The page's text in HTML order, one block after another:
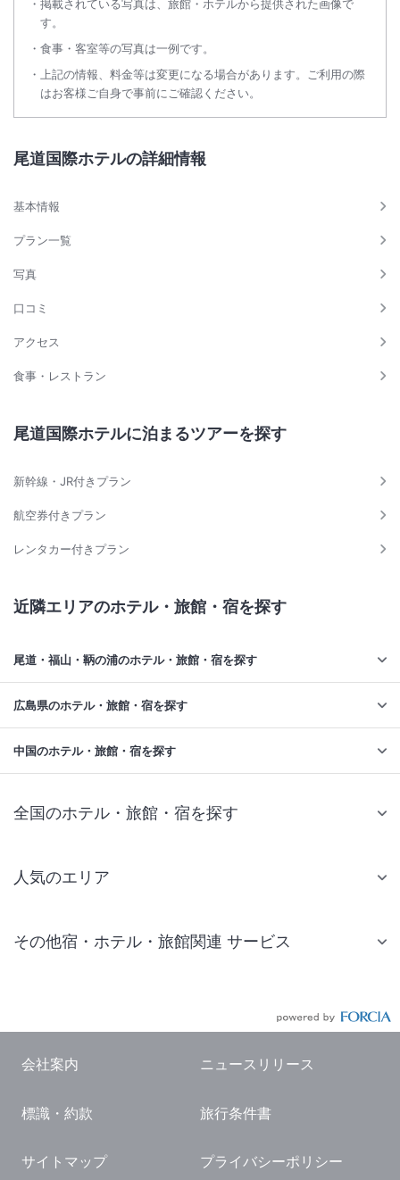
掲載されている写真は、旅館・ホテルから提供された画像で
す。
食事・客室等の写真は一例です。
上記の情報、料金等は変更になる場合があります。ご利用の際
はお客様ご自身で事前にご確認ください。
尾道国際ホテルの詳細情報
基本情報
プラン一覧
写真
口コミ
アクセス
食事・レストラン
尾道国際ホテルに泊まるツアーを探す
新幹線・JR付きプラン
航空券付きプラン
レンタカー付きプラン
近隣エリアのホテル・旅館・宿を探す
尾道・福山・鞆の浦のホテル・旅館・宿を探す
広島県のホテル・旅館・宿を探す
中国のホテル・旅館・宿を探す
全国のホテル・旅館・宿を探す
人気のエリア
仙台 ホテル
東京ドーム ホテル
横浜 ホテル
熱海 ホテル
その他宿・ホテル・旅館関連 サービス
国内観光ガイド
旅行・観光情報
会社案内 ニュースリリース
標識・約款 旅行条件書
サイトマップ プライバシーポリシー